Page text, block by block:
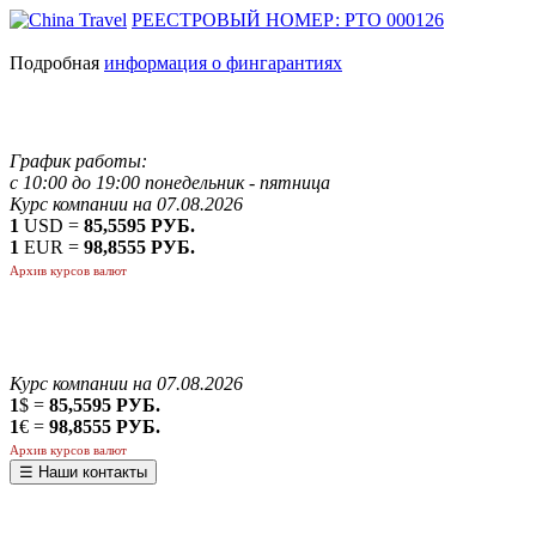
РЕЕСТРОВЫЙ НОМЕР: РТО 000126
Подробная информация о фингарантиях
График работы:
с 10:00 до 19:00 понедельник - пятница
Курс компании на 07.08.2026
1 USD = 85,5595 РУБ.
1 EUR = 98,8555 РУБ.
Архив курсов валют
Курс компании на 07.08.2026
1$ = 85,5595 РУБ.
1€ = 98,8555 РУБ.
Архив курсов валют
☰ Наши контакты